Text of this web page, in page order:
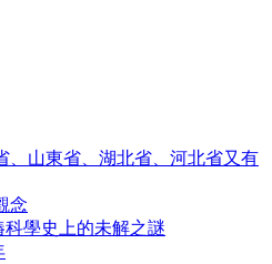
、山東省、湖北省、河北省又有
念
學史上的未解之謎